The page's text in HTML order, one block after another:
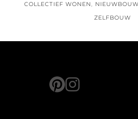
COLLECTIEF WONEN, NIEUWBOUW
ZELFBOUW